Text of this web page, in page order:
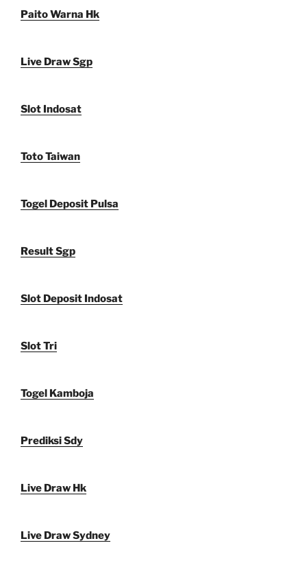
Paito Warna Hk
Live Draw Sgp
Slot Indosat
Toto Taiwan
Togel Deposit Pulsa
Result Sgp
Slot Deposit Indosat
Slot Tri
Togel Kamboja
Prediksi Sdy
Live Draw Hk
Live Draw Sydney